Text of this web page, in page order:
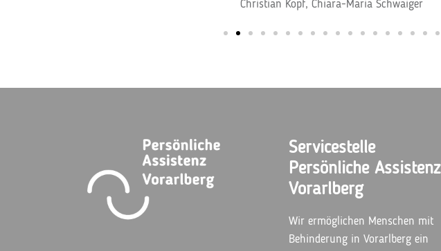
Christian Kopf, Chiara-Maria Schwaiger
Servicestelle
Persönliche Assistenz
Vorarlberg
Wir ermöglichen Menschen mit
Behinderung in Vorarlberg ein